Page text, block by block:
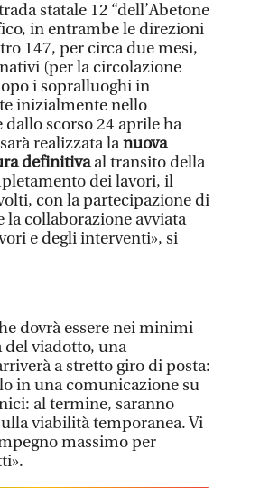
statale 12 “dell’Abetone
in entrambe le direzioni
147, per circa due mesi,
(per la circolazione
i sopralluoghi in
inizialmente nello
dallo scorso 24 aprile ha
realizzata lanuova
definitivaal transito della
dei lavori, il
con la partecipazione di
la collaborazione avviata
e degli interventi», si
dovrà essere nei minimi
del viadotto, una
a stretto giro di posta:
in una comunicazione su
al termine, saranno
viabilità temporanea. Vi
massimo per